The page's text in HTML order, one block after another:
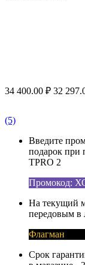
34 400.00 ₽ 32
(5)
Введите
подарок при
TPRO 2
Промокод:
На текущий
передовым в
Флагман
Срок